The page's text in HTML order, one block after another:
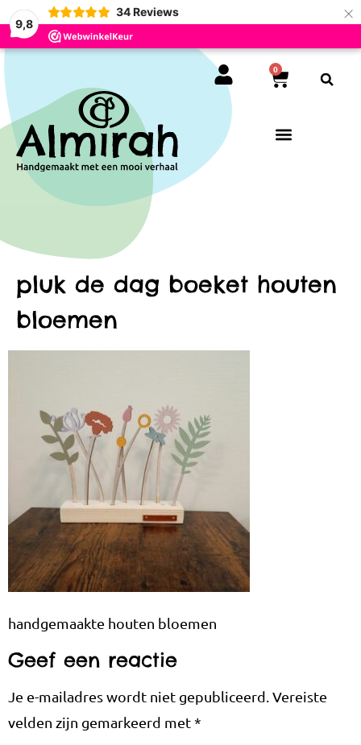
9,8
34 Reviews ×
0
pluk de dag boeket houten
bloemen
handgemaakte houten bloemen
Geef een reactie
Je e-mailadres wordt niet gepubliceerd. Vereiste
velden zijn gemarkeerd met*